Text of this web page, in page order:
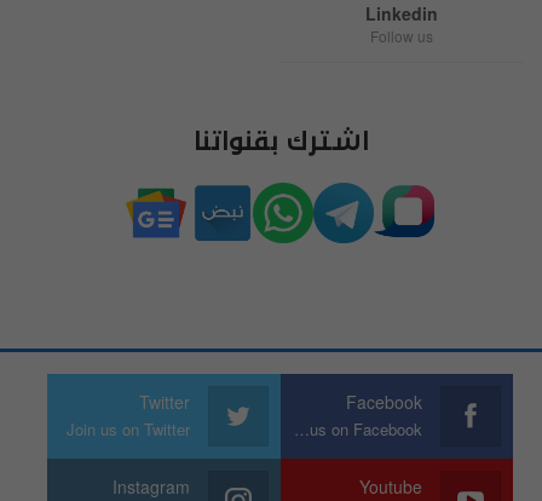
Linkedin
Follow us
اشترك بقنواتنا
Facebook
Join us on Facebook
Twitter
Join us on Twitter
Youtube
Instagram